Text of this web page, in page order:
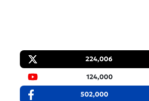
224,006
124,000
502,000